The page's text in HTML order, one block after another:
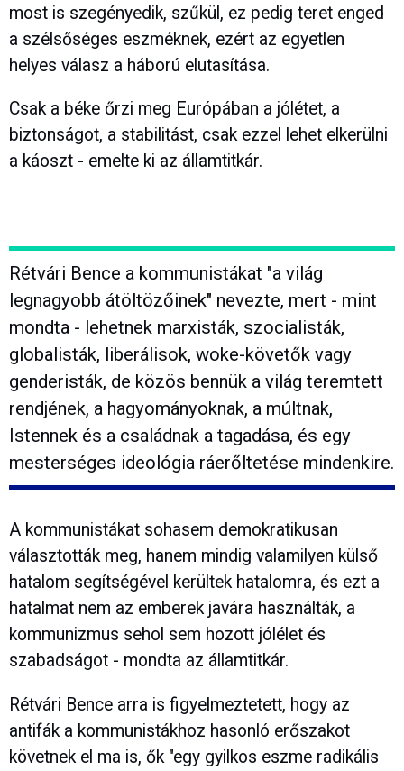
most is szegényedik, szűkül, ez pedig teret enged
a szélsőséges eszméknek, ezért az egyetlen
helyes válasz a háború elutasítása.
Csak a béke őrzi meg Európában a jólétet, a
biztonságot, a stabilitást, csak ezzel lehet elkerülni
a káoszt - emelte ki az államtitkár.
Rétvári Bence a kommunistákat "a világ
legnagyobb átöltözőinek" nevezte, mert - mint
mondta - lehetnek marxisták, szocialisták,
globalisták, liberálisok, woke-követők vagy
genderisták, de közös bennük a világ teremtett
rendjének, a hagyományoknak, a múltnak,
Istennek és a családnak a tagadása, és egy
mesterséges ideológia ráerőltetése mindenkire.
A kommunistákat sohasem demokratikusan
választották meg, hanem mindig valamilyen külső
hatalom segítségével kerültek hatalomra, és ezt a
hatalmat nem az emberek javára használták, a
kommunizmus sehol sem hozott jólélet és
szabadságot - mondta az államtitkár.
Rétvári Bence arra is figyelmeztetett, hogy az
antifák a kommunistákhoz hasonló erőszakot
követnek el ma is, ők "egy gyilkos eszme radikális